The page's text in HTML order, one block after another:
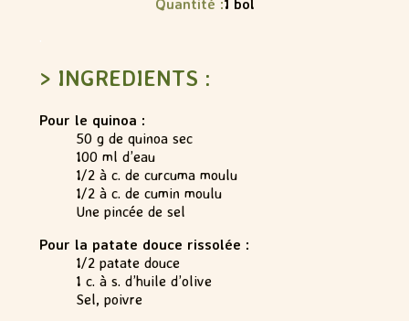
> INGREDIENTS :
Pour le quinoa :
50 g de quinoa sec
100 ml d’eau
1/2 à c. de curcuma moulu
1/2 à c. de cumin moulu
Une pincée de sel
Pour la patate douce rissolée :
1/2 patate douce
1 c. à s. d’huile d’olive
Sel, poivre